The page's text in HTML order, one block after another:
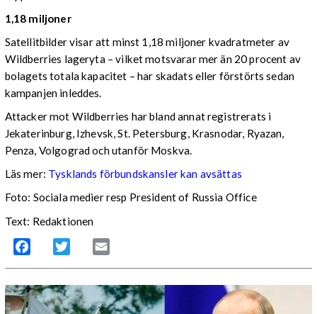
1,18 miljoner
Satellitbilder visar att minst 1,18 miljoner kvadratmeter av
Wildberries lageryta – vilket motsvarar mer än 20 procent av
bolagets totala kapacitet – har skadats eller förstörts sedan
kampanjen inleddes.
Attacker mot Wildberries har bland annat registrerats i
Jekaterinburg, Izhevsk, St. Petersburg, Krasnodar, Ryazan,
Penza, Volgograd och utanför Moskva.
Läs mer: Tysklands förbundskansler kan avsättas
Foto: Sociala medier resp President of Russia Office
Text: Redaktionen
Facebook Twitter